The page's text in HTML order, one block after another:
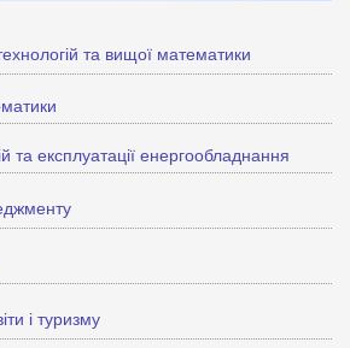
та вищої математики
та експлуатації енергообладнання
і туризму